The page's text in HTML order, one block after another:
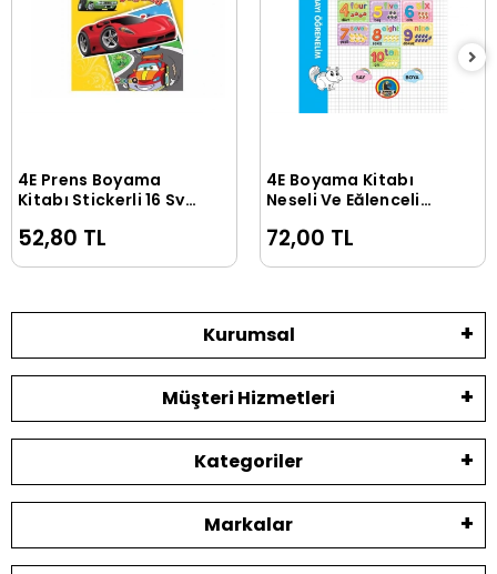
Sepete Ekle
4E Prens Boyama
Kitabı Stickerli 16 Syf
52,80 TL
Sepete Ekle
4E Boyama Kitabı
Neşeli Ve Eğlenceli
Yayınevi
72,00 TL
Kurumsal
Müşteri Hizmetleri
Kategoriler
Markalar